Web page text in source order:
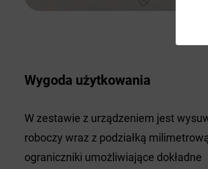
Wygoda użytkowania
W zestawie z urządzeniem jest
roboczy wraz z podziałką
ograniczniki umożliwiające dokładne